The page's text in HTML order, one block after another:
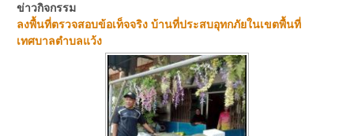
ข่าวกิจกรรม
ลงพื้นที่ตรวจสอบข้อเท็จจริง บ้านที่ประสบอุทกภัยในเขตพื้นที่
เทศบาลตำบลแว้ง